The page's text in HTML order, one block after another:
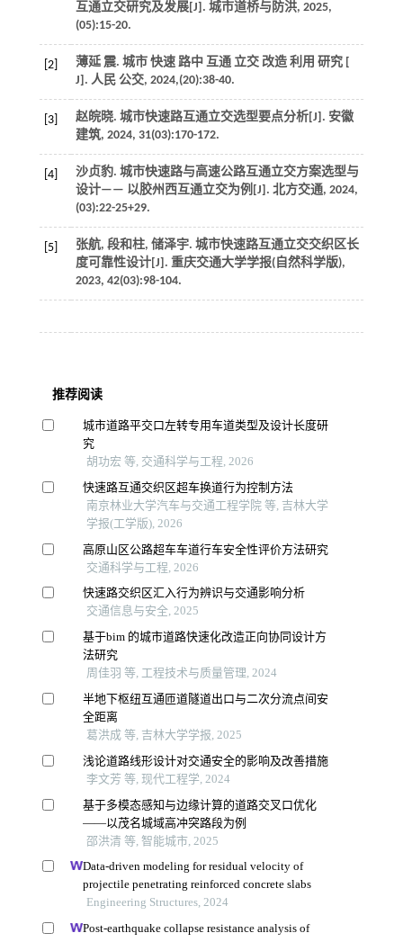
互通立交研究及发展[J]. 城市道桥与防洪, 2025,
(05):15-20.
[2]
薄延 震. 城市 快速 路中 互通 立交 改造 利用 研究 [
J]. 人民 公交, 2024,(20):38-40.
[3] 赵皖晓. 城市快速路互通立交选型要点分析[J]. 安徽
建筑, 2024, 31(03):170-172.
[4]
沙贞豹. 城市快速路与高速公路互通立交方案选型与
设计—— 以胶州西互通立交为例[J]. 北方交通, 2024,
(03):22-25+29.
[5]
张航, 段和柱, 储泽宇. 城市快速路互通立交交织区长
度可靠性设计[J]. 重庆交通大学学报(自然科学版),
2023, 42(03):98-104.